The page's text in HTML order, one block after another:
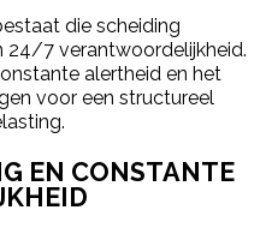
die scheiding
24/7 verantwoordelijkheid.
alertheid en het
voor een structureel
EN CONSTANTE